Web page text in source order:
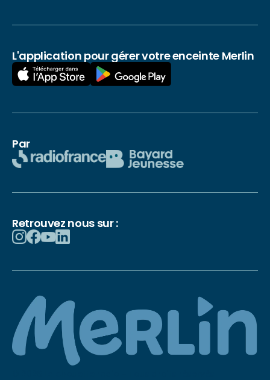
L'application pour gérer votre enceinte Merlin
Par
Retrouvez nous sur :